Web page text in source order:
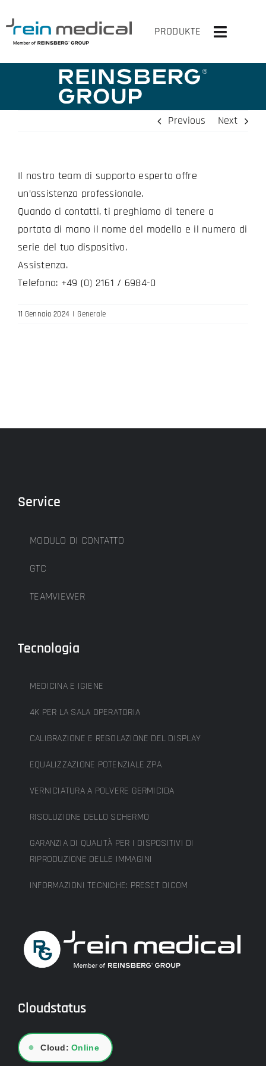
to
content
PRODUKTE
Toggle
HOME
SOLUZIONI
VIRTUALMENTE SU
L’AZIENDA
CONTATTACI
Previous Next
Il nostro team di supporto esperto offre
un’assistenza professionale.
Quando ci contatti, ti preghiamo di tenere a
portata di mano il nome del modello e il numero di
serie del tuo dispositivo.
Assistenza.
Telefono: +49 (0) 2161 / 6984-0
11 Gennaio 2024 | Generale
Service
MODULO DI CONTATTO
GTC
TEAMVIEWER
Tecnologia
MEDICINA E IGIENE
4K PER LA SALA OPERATORIA
CALIBRAZIONE E REGOLAZIONE DEL DISPLAY
EQUALIZZAZIONE POTENZIALE ZPA
VERNICIATURA A POLVERE GERMICIDA
RISOLUZIONE DELLO SCHERMO
GARANZIA DI QUALITÀ PER I DISPOSITIVI DI
RIPRODUZIONE DELLE IMMAGINI
INFORMAZIONI TECNICHE: PRESET DICOM
Cloudstatus
● Cloud:Online